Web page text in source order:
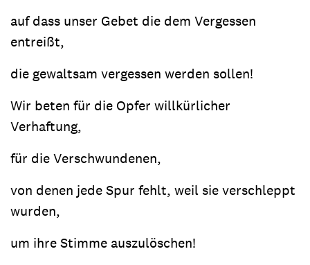
auf dass unser Gebet die dem Vergessen
entreißt,
die gewaltsam vergessen werden sollen!
Wir beten für die Opfer willkürlicher
Verhaftung,
für die Verschwundenen,
von denen jede Spur fehlt, weil sie verschleppt
wurden,
um ihre Stimme auszulöschen!